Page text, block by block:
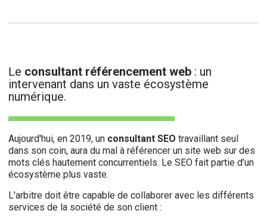
Le consultant référencement web : un
intervenant dans un vaste écosystème
numérique.
Aujourd'hui, en 2019, un consultant SEOtravaillant seul
dans son coin, aura du mal à référencer un site web sur des
mots clés hautement concurrentiels. Le SEO fait partie d’un
écosystème plus vaste.
L'arbitre doit être capable de collaborer avec les différents
services de la société de son client :